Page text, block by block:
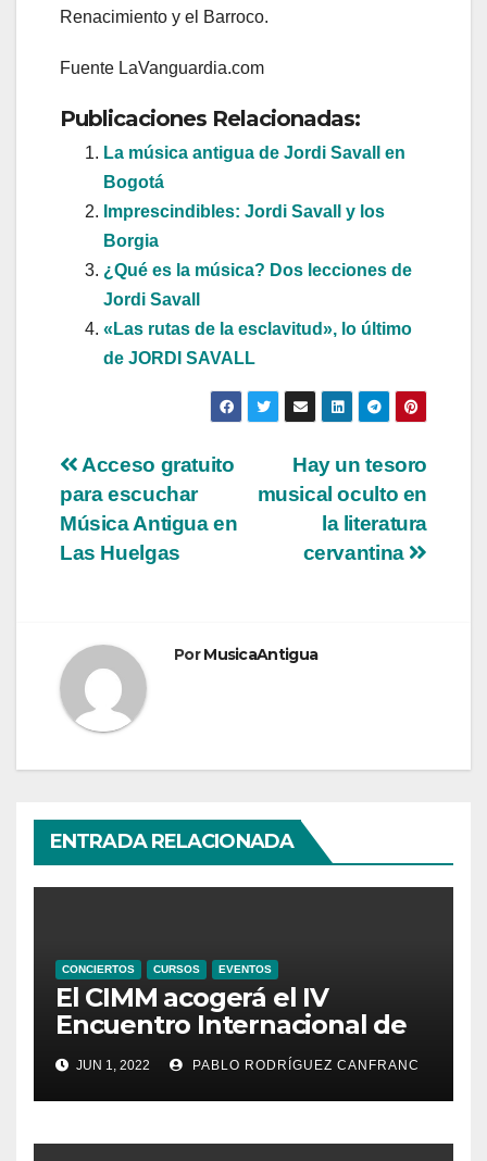
Renacimiento y el Barroco.
Fuente LaVanguardia.com
Publicaciones Relacionadas:
La música antigua de Jordi Savall en
Bogotá
Imprescindibles: Jordi Savall y los
Borgia
¿Qué es la música? Dos lecciones de
Jordi Savall
«Las rutas de la esclavitud», lo último
de JORDI SAVALL
Navegación
de
entradas
Hay un tesoro
musical oculto en
la literatura
cervantina
Acceso gratuito
para escuchar
Música Antigua en
Las Huelgas
PorMusicaAntigua
ENTRADA RELACIONADA
CONCIERTOS CURSOS EVENTOS
El CIMM acogerá el IV
Encuentro Internacional de
Ministriles
JUN 1, 2022 PABLO RODRÍGUEZ CANFRANC